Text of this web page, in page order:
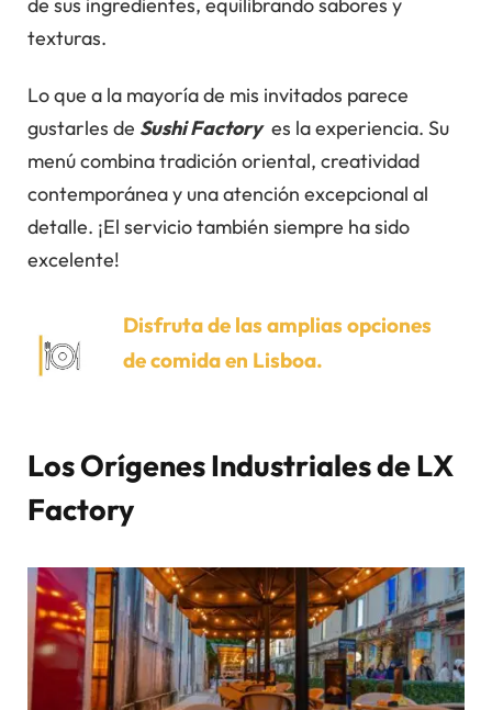
texturas.
Lo que a la mayoría de mis invitados parece
gustarles de Sushi Factoryes la experiencia. Su
menú combina tradición oriental, creatividad
contemporánea y una atención excepcional al
detalle. ¡El servicio también siempre ha sido
excelente!
Disfruta de las amplias opciones
de comida en Lisboa.
Los Orígenes Industriales de LX
Factory